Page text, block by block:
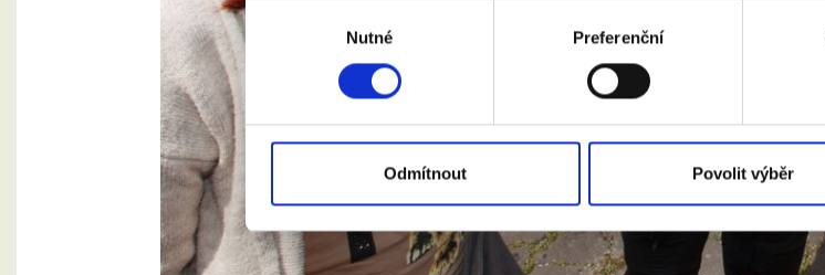
Výběr
souhlasu
Nutné Preferenční
Odmítnout Povolit výběr